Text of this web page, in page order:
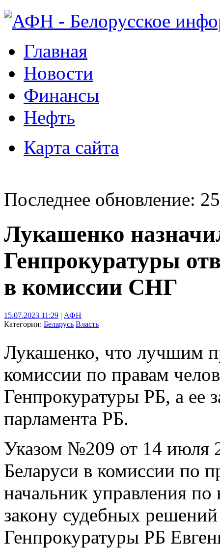
Главная
Новости
Финансы
Нефть
Карта сайта
Последнее обновление:
Лукашенко
Генпрокуратуры
в комиссии СНГ
15.07.2023 11:29 | АФН
Категории: Беларусь Власть
Лукашенко, что лучшим
комиссии по правам
Генпрокуратуры РБ, а ее
парламента РБ.
Указом №209 от 14 июля
Беларуси в комиссии по
начальник управления по
закону судебных
Генпрокуратуры РБ